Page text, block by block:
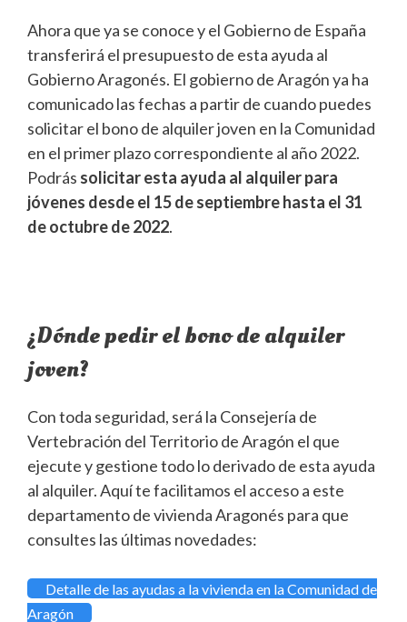
Ahora que ya se conoce y el Gobierno de España
transferirá el presupuesto de esta ayuda al
Gobierno Aragonés. El gobierno de Aragón ya ha
comunicado las fechas a partir de cuando puedes
solicitar el bono de alquiler joven en la Comunidad
en el primer plazo correspondiente al año 2022.
Podrás solicitar esta ayuda al alquiler para
jóvenes desde el 15 de septiembre hasta el 31
de octubre de 2022.
¿Dónde pedir el bono de alquiler
joven?
Con toda seguridad, será la Consejería de
Vertebración del Territorio de Aragón el que
ejecute y gestione todo lo derivado de esta ayuda
al alquiler. Aquí te facilitamos el acceso a este
departamento de vivienda Aragonés para que
consultes las últimas novedades:
Detalle de las ayudas a la vivienda en la Comunidad de
Aragón